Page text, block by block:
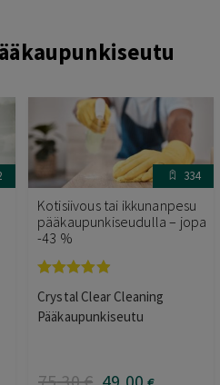
334
Kotisiivous tai ikkunanpesu
pääkaupunkiseudulla – jopa
-43 %
tuotteesta:
4.83 / 5
Crystal Clear Cleaning
Pääkaupunkiseutu
75,30€ 49,00